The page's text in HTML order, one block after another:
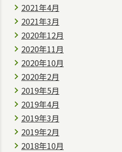
2021年4月
2021年3月
2020年12月
2020年11月
2020年10月
2020年2月
2019年5月
2019年4月
2019年3月
2019年2月
2018年10月